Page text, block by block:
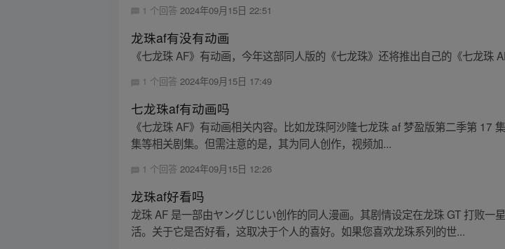
1 个回答 2024年09月15日 22:51
龙珠af有没有动画
《七龙珠 AF》有动画，今年这部同人版的《七龙珠》还将推出自己的《七龙珠
1 个回答2024年09月15日 17:49
七龙珠af有动画吗
《七龙珠 AF》有动画相关内容。比如龙珠阿沙隆七龙珠 af 梦盈版第二季第 17
集等相关剧集。但需注意的是，其为同人创作，视频加...
1 个回答2024年09月15日 12:26
龙珠af好看吗
龙珠 AF 是一部由ヤングじじい创作的同人漫画。其剧情设定在龙珠 GT 打败
活。关于它是否好看，这取决于个人的喜好。如果您喜欢龙珠系列的世...